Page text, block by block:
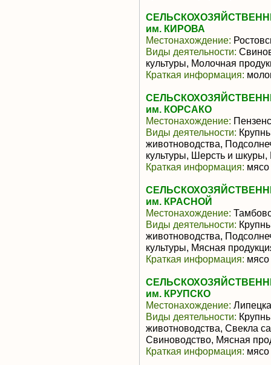
им. КИРОВА
Местонахождение:
Виды деятельности:
культуры, Молочная
Краткая информация:
им. КОРСАКО
Местонахождение:
Виды деятельности:
животноводства,
культуры, Шерсть и
Краткая информация: мясо
им. КРАСНОЙ
Местонахождение:
Виды деятельности:
животноводства,
культуры, Мясная
Краткая информация: мясо
им. КРУПСКО
Местонахождение:
Виды деятельности:
животноводства, Свекла
Свиноводство, Мясная
Краткая информация: мясо